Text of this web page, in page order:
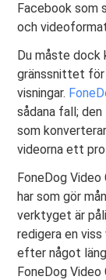
Facebook som
och
Du måste dock
gränssnittet
visningar.
sådana fall;
som
videorna ett
FoneDog
har som gör
verktyget är
redigera en
efter något
FoneDog